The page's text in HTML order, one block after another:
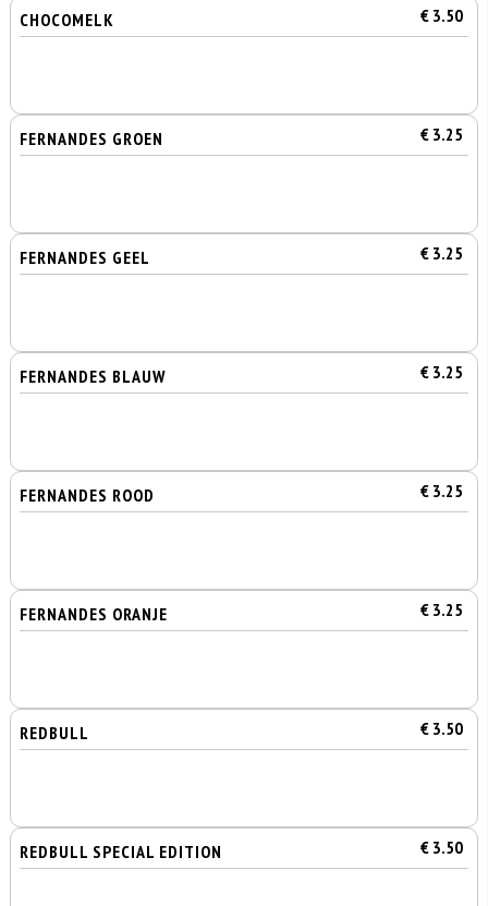
CHOCOMELK € 3.50
FERNANDES GROEN € 3.25
FERNANDES GEEL € 3.25
FERNANDES BLAUW € 3.25
FERNANDES ROOD € 3.25
FERNANDES ORANJE € 3.25
REDBULL € 3.50
REDBULL SPECIAL EDITION € 3.50